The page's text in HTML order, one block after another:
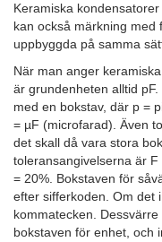
Keramiska
kan också märkning
uppbyggda på samma
När man anger
är grundenheten alltid
med en bokstav, där p =
= µF (microfarad). Även
det skall då vara stora
toleransangivelserna är F
= 20%. Bokstaven för
efter sifferkoden. Om det
kommatecken.
bokstaven för enhet, och